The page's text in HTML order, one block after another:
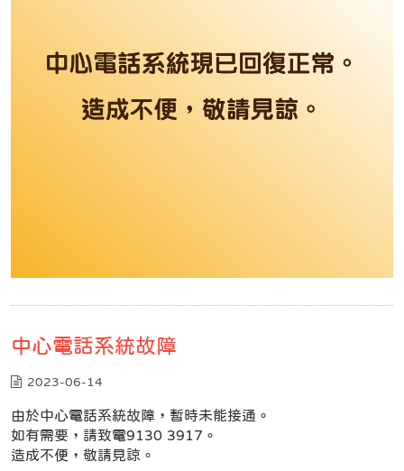
中心電話系統故障
2023-06-14
由於中心電話系統故障，暫時未能接通。
如有需要，請致電9130 3917。
造成不便，敬請見諒。